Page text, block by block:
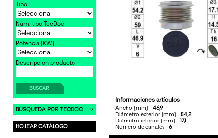
Tipo
Núm. tipo TecDoc
Potencia [KW]
Descripción producto
BUSCAR
BÚSQUEDA POR TECDOC
HOJEAR CATÁLOGO
Informaciones artículos
Ancho [mm] 46,9
Diámetro exterior [mm] 54,2
Diámetro interior [mm] 17,1
Número de canales 6